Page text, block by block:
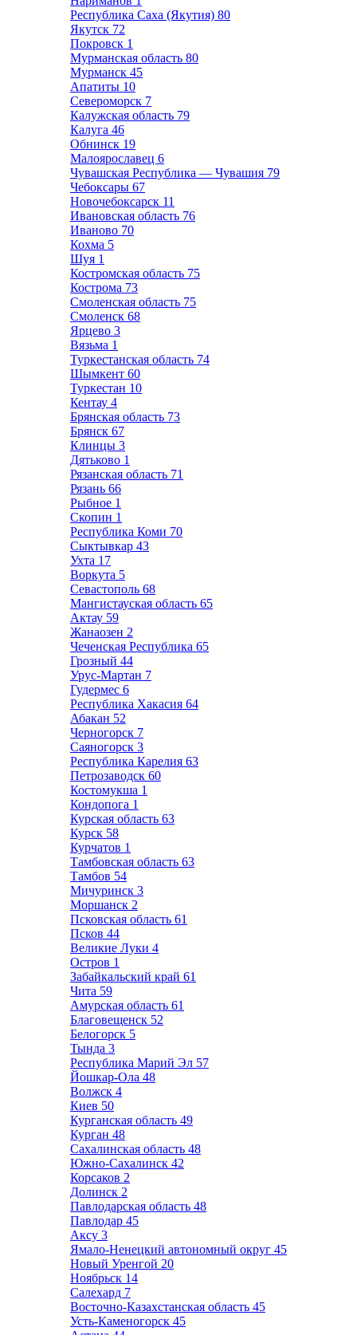
Республика Саха (Якутия) 80
Якутск 72
Покровск 1
Мурманская область 80
Мурманск 45
Апатиты 10
Североморск 7
Калужская область 79
Калуга 46
Обнинск 19
Малоярославец 6
Чувашская Республика — Чувашия 79
Чебоксары 67
Новочебоксарск 11
Ивановская область 76
Иваново 70
Кохма 5
Шуя 1
Костромская область 75
Кострома 73
Смоленская область 75
Смоленск 68
Ярцево 3
Вязьма 1
Туркестанская область 74
Шымкент 60
Туркестан 10
Кентау 4
Брянская область 73
Брянск 67
Клинцы 3
Дятьково 1
Рязанская область 71
Рязань 66
Рыбное 1
Скопин 1
Республика Коми 70
Сыктывкар 43
Ухта 17
Воркута 5
Севастополь 68
Мангистауская область 65
Актау 59
Жанаозен 2
Чеченская Республика 65
Грозный 44
Урус-Мартан 7
Гудермес 6
Республика Хакасия 64
Абакан 52
Черногорск 7
Саяногорск 3
Республика Карелия 63
Петрозаводск 60
Костомукша 1
Кондопога 1
Курская область 63
Курск 58
Курчатов 1
Тамбовская область 63
Тамбов 54
Мичуринск 3
Моршанск 2
Псковская область 61
Псков 44
Великие Луки 4
Остров 1
Забайкальский край 61
Чита 59
Амурская область 61
Благовещенск 52
Белогорск 5
Тында 3
Республика Марий Эл 57
Йошкар-Ола 48
Волжск 4
Киев 50
Курганская область 49
Курган 48
Сахалинская область 48
Южно-Сахалинск 42
Корсаков 2
Долинск 2
Павлодарская область 48
Павлодар 45
Аксу 3
Ямало-Ненецкий автономный округ 45
Новый Уренгой 20
Ноябрьск 14
Салехард 7
Восточно-Казахстанская область 45
Усть-Каменогорск 45